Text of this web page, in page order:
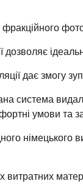
дозволяє
дає змогу
система
умови та
витратних